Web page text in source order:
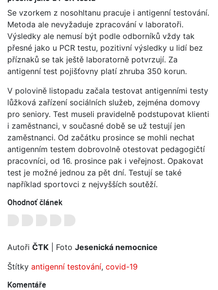
Se vzorkem z nosohltanu pracuje i antigenní testování.
Metoda ale nevyžaduje zpracování v laboratoři.
Výsledky ale nemusí být podle odborníků vždy tak
přesné jako u PCR testu, pozitivní výsledky u lidí bez
příznaků se tak ještě laboratorně potvrzují. Za
antigenní test pojišťovny platí zhruba 350 korun.
V polovině listopadu začala testovat antigenními testy
lůžková zařízení sociálních služeb, zejména domovy
pro seniory. Test museli pravidelně podstupovat klienti
i zaměstnanci, v současné době se už testují jen
zaměstnanci. Od začátku prosince se mohli nechat
antigenním testem dobrovolně otestovat pedagogičtí
pracovníci, od 16. prosince pak i veřejnost. Opakovat
test je možné jednou za pět dní. Testují se také
například sportovci z nejvyšších soutěží.
Ohodnoť článek
Autoři ČTK | Foto Jesenická nemocnice
Štítky antigenní testování, covid-19
Komentáře